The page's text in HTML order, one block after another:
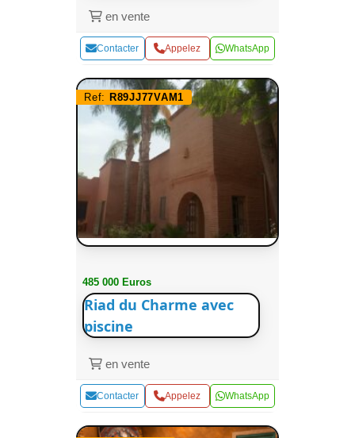
en vente
Contacter Appelez WhatsApp
Ref: R89JJ77VAM1
485 000 Euros
Riad du Charme avec
piscine
en vente
Contacter Appelez WhatsApp